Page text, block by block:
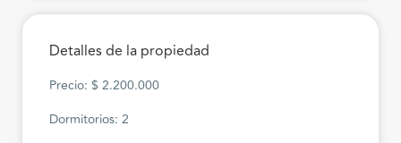
Detalles de la propiedad
Precio: $ 2.200.000
Dormitorios: 2